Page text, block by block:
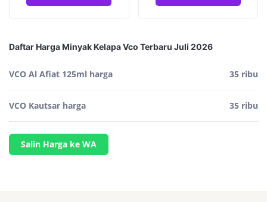
Daftar Harga Minyak Kelapa Vco Terbaru Juli 2026
VCO Al Afiat 125ml harga 35 ribu
VCO Kautsar harga 35 ribu
Salin Harga ke WA